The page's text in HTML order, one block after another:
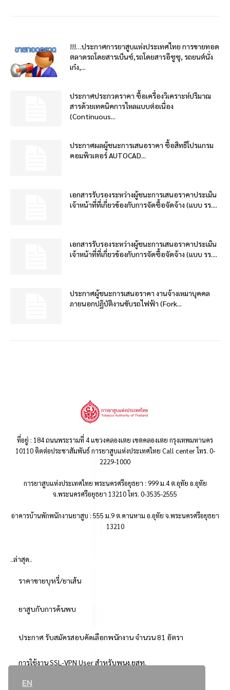
EN
!!!…ประกาศการยาสูบแห่งประเทศไทย การขายทอด
ตลาดรถโดยสารเบ็นซ์,รถโดยสารอีซูซุ, รถยนต์นั่ง
เก๋ง,...
ประกาศประกวดราคา ซื้อเครื่องวิเคราะห์ปริมาณ
สารด้วยเทคนิคการไหลแบบต่อเนื่อง
(Continuous...
ประกาศผลผู้ชนะการเสนอราคา ซื้อสิทธิโปรแกรม
คอมพิวเตอร์ AUTOCAD...
เอกสารรับรองระหว่างผู้ชนะการเสนอราคาประเมิน
เจ้าหน้าที่ที่เกี่ยวข้องกับการจัดซื้อจัดจ้าง (แบบ รร....
เอกสารรับรองระหว่างผู้ชนะการเสนอราคาประเมิน
เจ้าหน้าที่ที่เกี่ยวข้องกับการจัดซื้อจัดจ้าง (แบบ รร....
ประกาศผู้ชนะการเสนอราคา งานจ้างเหมาบุคคล
ภายนอกปฏิบัติงานขับรถไฟฟ้า (Fork...
ที่อยู่ : 184 ถนนพระรามที่ 4 แขวงคลองเตย เขตคลองเตย กรุงเทพมหานคร
10110 ติดต่อประชาสัมพันธ์ การยาสูบแห่งประเทศไทย Call center โทร. 0-
2229-1000
การยาสูบแห่งประเทศไทย พระนครศรีอยุธยา : 999 ม.4 ต.อุทัย อ.อุทัย
จ.พระนครศรีอยุธยา 13210 โทร. 0-3535-2555
อาคารบ้านพักพนักงานยาสูบ : 555 ม.9 ต.คานหาม อ.อุทัย จ.พระนครศรีอยุธยา
13210
..ล่าสุด..
ราคาขายบุหรี่/ยาเส้น
ยาสูบกับการค้นพบ
ประกาศ รับสมัครสอบคัดเลือกพนักงาน จำนวน 81 อัตรา
การใช้งาน SSL-VPN User สำหรับพนง.ยสท.